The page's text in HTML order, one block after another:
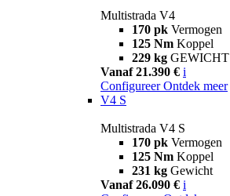
Multistrada V4
170 pk Vermogen
125 Nm Koppel
229 kg GEWICHT
Vanaf 21.390 € i
Configureer Ontdek meer
V4 S
Multistrada V4 S
170 pk Vermogen
125 Nm Koppel
231 kg Gewicht
Vanaf 26.090 € i